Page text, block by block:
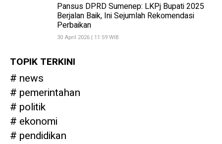
Pansus DPRD Sumenep: LKPj Bupati 2025
Berjalan Baik, Ini Sejumlah Rekomendasi
Perbaikan
30 April 2026 | 11:59 WIB
TOPIK TERKINI
news
pemerintahan
politik
ekonomi
pendidikan